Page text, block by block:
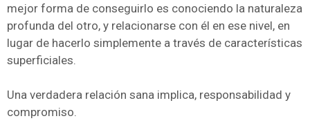
mejor forma de conseguirlo es conociendo la naturaleza
profunda del otro, y relacionarse con él en ese nivel, en
lugar de hacerlo simplemente a través de características
superficiales.
Una verdadera relación sana implica, responsabilidad y
compromiso.